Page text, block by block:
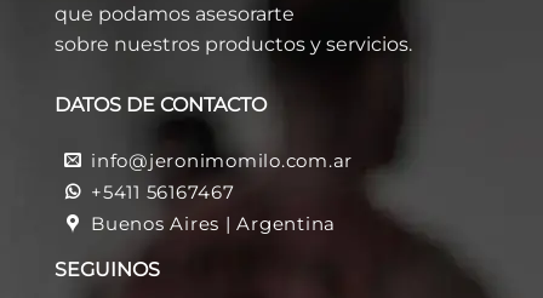
que podamos asesorarte
sobre nuestros productos y servicios.
DATOS DE CONTACTO
info@jeronimomilo.com.ar
+5411 56167467
Buenos Aires | Argentina
SEGUINOS